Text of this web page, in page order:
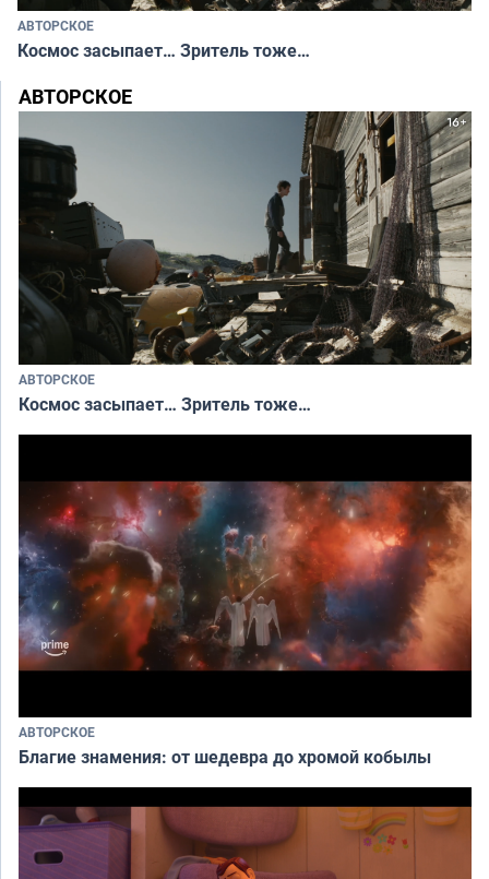
АВТОРСКОЕ
Космос засыпает… Зритель тоже…
АВТОРСКОЕ
АВТОРСКОЕ
Космос засыпает… Зритель тоже…
АВТОРСКОЕ
Благие знамения: от шедевра до хромой кобылы